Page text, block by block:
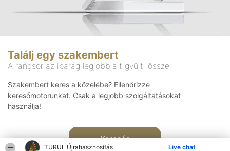
TURUL Újrahasznosítás Live chat
Találj egy szakembert
A rangsor az iparág legjobbjait gyűjti össze
Szakembert keres a közelébe? Ellenőrizze
keresőmotorunkat. Csak a legjobb szolgáltatásokat
használja!
Keresés